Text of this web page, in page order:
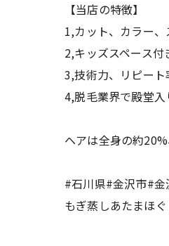
【当店の特徴】
1,カット、カラー
2,キッズスペース
3,技術力、リピー
4,脱毛業界で殿堂入
ヘアは全身の約
#石川県#金沢市#金
もぎ蒸しあたまほ